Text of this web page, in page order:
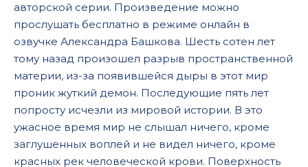
17
18
19
20
22
23
авторской серии. Произведение можно
прослушать бесплатно в режиме онлайн в
озвучке Александра Башкова. Шесть сотен лет
тому назад произошел разрыв пространственной
материи, из-за появившейся дыры в этот мир
проник жуткий демон. Последующие пять лет
попросту исчезли из мировой истории. В это
ужасное время мир не слышал ничего, кроме
заглушенных воплей и не видел ничего, кроме
красных рек человеческой крови. Поверхность